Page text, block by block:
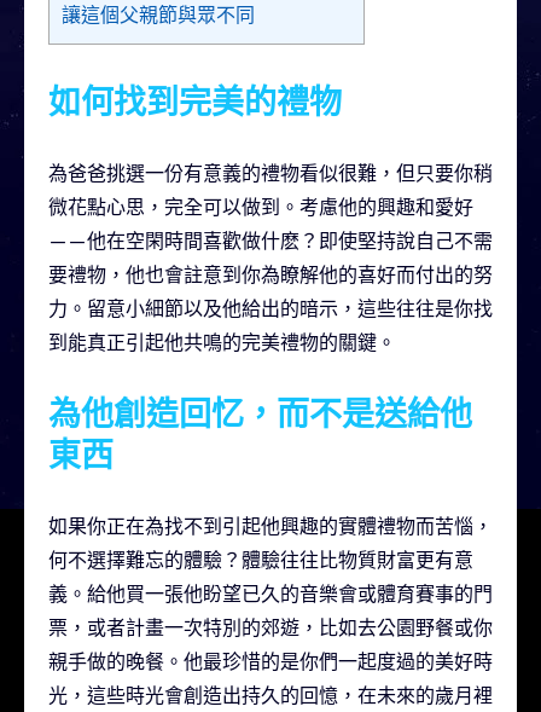
讓這個父親節與眾不同
如何找到完美的禮物
為爸爸挑選一份有意義的禮物看似很難，但只要你稍
微花點心思，完全可以做到。考慮他的興趣和愛好
——他在空閑時間喜歡做什麽？即使堅持說自己不需
要禮物，他也會註意到你為瞭解他的喜好而付出的努
力。留意小細節以及他給出的暗示，這些往往是你找
到能真正引起他共鳴的完美禮物的關鍵。
為他創造回忆，而不是送給他
東西
如果你正在為找不到引起他興趣的實體禮物而苦惱，
何不選擇難忘的體驗？體驗往往比物質財富更有意
義。給他買一張他盼望已久的音樂會或體育賽事的門
票，或者計畫一次特別的郊遊，比如去公園野餐或你
親手做的晚餐。他最珍惜的是你們一起度過的美好時
光，這些時光會創造出持久的回憶，在未來的歲月裡